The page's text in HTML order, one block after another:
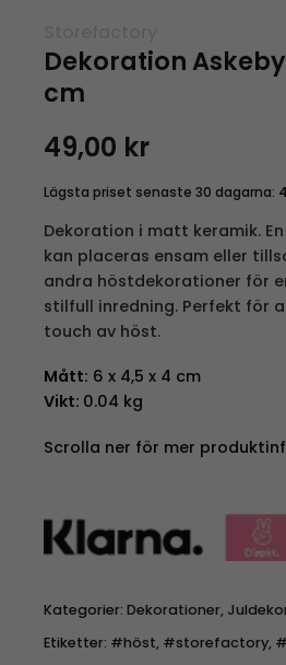
Dekoration Askeby
cm
49,00 kr
Lägsta priset senaste 30 dagarna:
Dekoration i matt keramik.
kan placeras ensam eller
andra höstdekorationer för
stilfull inredning. Perfekt för
touch av höst.
Mått: 6 x 4,5 x 4 cm
Vikt: 0.04 kg
Scrolla ner för mer
Kategorier: Dekorationer,
Etiketter: #höst, #storefactory,